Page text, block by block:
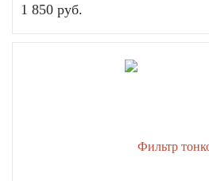
1 850 руб.